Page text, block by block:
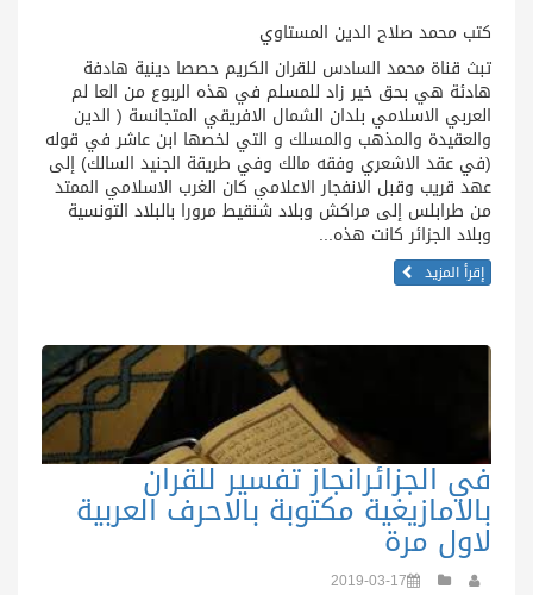
كتب محمد صلاح الدين المستاوي
تبث قناة محمد السادس للقران الكريم حصصا دينية هادفة
هادئة هي بحق خير زاد للمسلم في هذه الربوع من العا لم
العربي الاسلامي بلدان الشمال الافريقي المتجانسة ( الدين
والعقيدة والمذهب والمسلك و التي لخصها ابن عاشر في قوله
(في عقد الاشعري وفقه مالك وفي طريقة الجنيد السالك) إلى
عهد قريب وقبل الانفجار الاعلامي كان الغرب الاسلامي الممتد
من طرابلس إلى مراكش وبلاد شنقيط مرورا بالبلاد التونسية
وبلاد الجزائر كانت هذه...
إقرأ المزيد
في الجزائرانجاز تفسير للقران
بالامازيغية مكتوبة بالاحرف العربية
لاول مرة
2019-03-17